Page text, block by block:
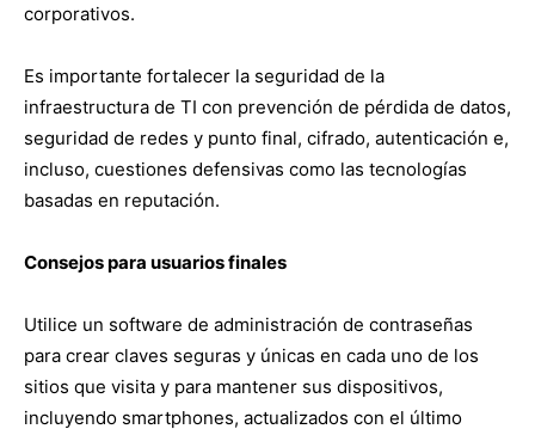
corporativos.
Es importante fortalecer la seguridad de la
infraestructura de TI con prevención de pérdida de datos,
seguridad de redes y punto final, cifrado, autenticación e,
incluso, cuestiones defensivas como las tecnologías
basadas en reputación.
Consejos para usuarios finales
Utilice un software de administración de contraseñas
para crear claves seguras y únicas en cada uno de los
sitios que visita y para mantener sus dispositivos,
incluyendo smartphones, actualizados con el último